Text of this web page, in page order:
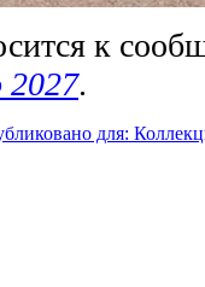
к
2027.
для: